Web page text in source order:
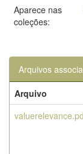
Aparece nas
coleções:
Arquivos
Arquivo